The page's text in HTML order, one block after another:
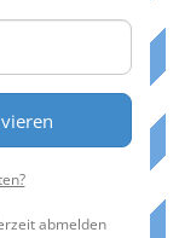
abmelden